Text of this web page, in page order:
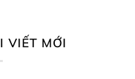
VIẾT MỚI